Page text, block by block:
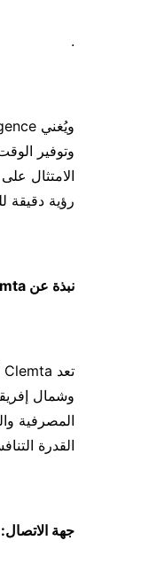
.
وتوفير
الامتثال
رؤية دقيقة
نبذة عن
وشمال
القدرة
جهة الاتصال: